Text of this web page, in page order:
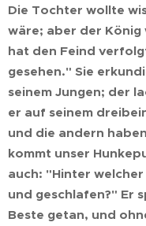
Die Tochter wollte
wäre; aber der König
hat den Feind
gesehen." Sie
seinem Jungen; der
er auf seinem
und die andern
kommt unser
auch: "Hinter
und geschlafen?" Er
Beste getan, und